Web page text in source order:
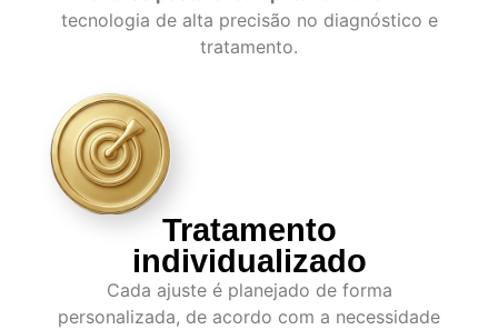
tecnologia de alta precisão no diagnóstico e
tratamento.
Tratamento
individualizado
Cada ajuste é planejado de forma
personalizada, de acordo com a necessidade